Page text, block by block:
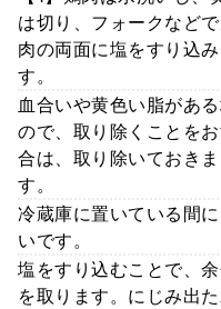
は切り、フォークなど
肉の両面に塩をすり込
す。
血合いや黄色い脂があ
ので、取り除くことを
合は、取り除いておき
す。
冷蔵庫に置いている間
いです。
塩をすり込むことで、
を取ります。にじみ出